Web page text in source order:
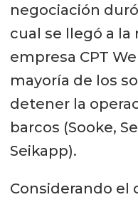
negociación
cual se llegó a la
empresa CPT
mayoría de los
detener la
barcos (Sooke,
Seikapp).
Considerando el